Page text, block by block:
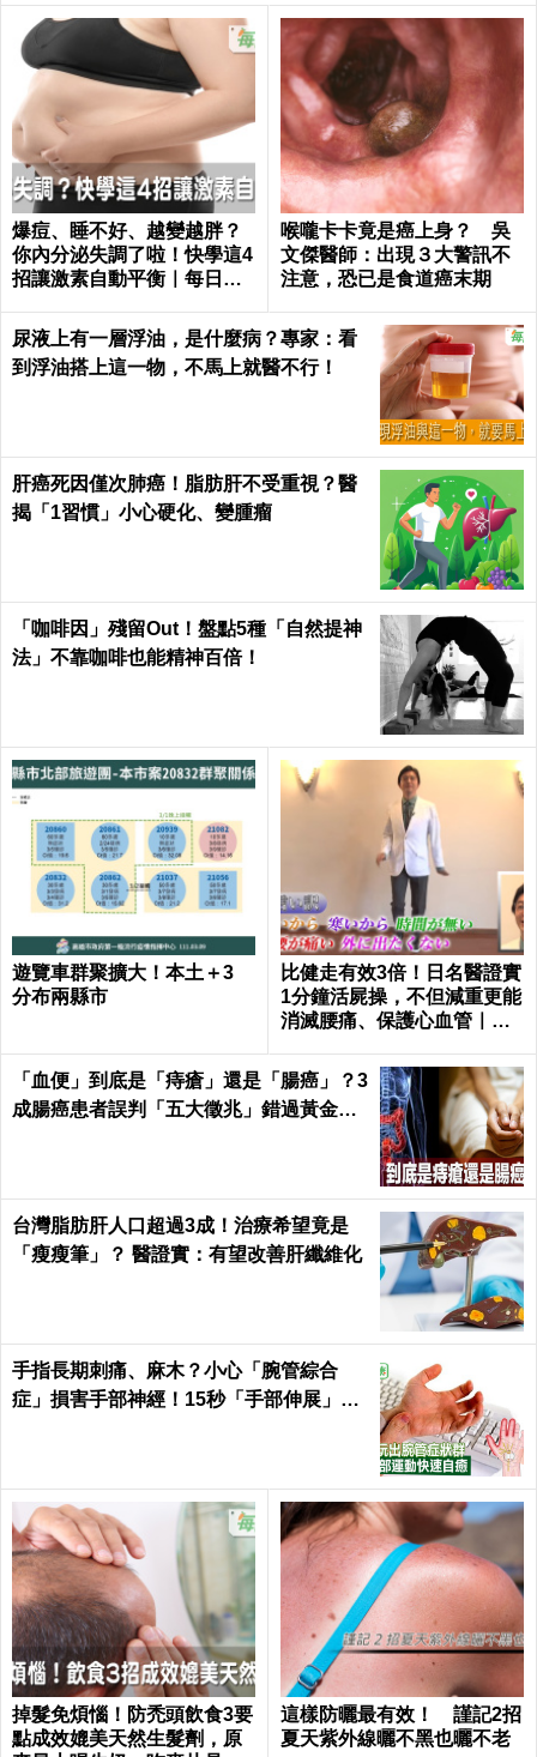
爆痘、睡不好、越變越胖？
你內分泌失調了啦！快學這4
招讓激素自動平衡｜每日健
喉嚨卡卡竟是癌上身？ 吳
文傑醫師：出現３大警訊不
注意，恐已是食道癌末期
尿液上有一層浮油，是什麼病？專家：看
到浮油搭上這一物，不馬上就醫不行！
肝癌死因僅次肺癌！脂肪肝不受重視？醫
揭「1習慣」小心硬化、變腫瘤
「咖啡因」殘留Out！盤點5種「自然提神
法」不靠咖啡也能精神百倍！
遊覽車群聚擴大！本土＋3
分布兩縣市
比健走有效3倍！日名醫證實
1分鐘活屍操，不但減重更能
消滅腰痛、保護心血管｜每
「血便」到底是「痔瘡」還是「腸癌」？3
成腸癌患者誤判「五大徵兆」錯過黃金治
台灣脂肪肝人口超過3成！治療希望竟是
「瘦瘦筆」？ 醫證實：有望改善肝纖維化
手指長期刺痛、麻木？小心「腕管綜合
症」損害手部神經！15秒「手部伸展」這
掉髮免煩惱！防禿頭飲食3要
點成效媲美天然生髮劑，原
這樣防曬最有效！ 謹記2招
夏天紫外線曬不黑也曬不老